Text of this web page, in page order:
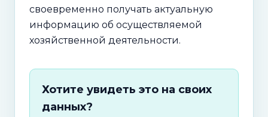
своевременно получать актуальную
информацию об осуществляемой
хозяйственной деятельности.
Хотите увидеть это на своих
данных?